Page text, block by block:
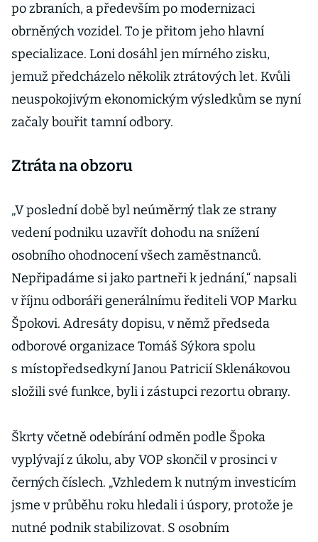
po zbraních, a především po modernizaci
obrněných vozidel. To je přitom jeho hlavní
specializace. Loni dosáhl jen mírného zisku,
jemuž předcházelo několik ztrátových let. Kvůli
neuspokojivým ekonomickým výsledkům se nyní
začaly bouřit tamní odbory.
Ztráta na obzoru
„V poslední době byl neúměrný tlak ze strany
vedení podniku uzavřít dohodu na snížení
osobního ohodnocení všech zaměstnanců.
Nepřipadáme si jako partneři k jednání,“ napsali
v říjnu odboráři generálnímu řediteli VOP Marku
Špokovi. Adresáty dopisu, v němž předseda
odborové organizace Tomáš Sýkora spolu
s místopředsedkyní Janou Patricií Sklenákovou
složili své funkce, byli i zástupci rezortu obrany.
Škrty včetně odebírání odměn podle Špoka
vyplývají z úkolu, aby VOP skončil v prosinci v
černých číslech. „Vzhledem k nutným investicím
jsme v průběhu roku hledali i úspory, protože je
nutné podnik stabilizovat. S osobním